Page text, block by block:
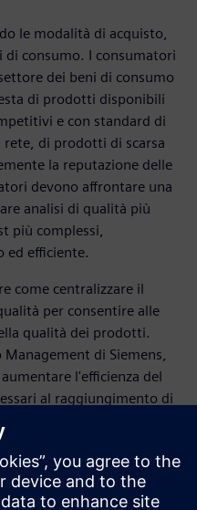
le modalità di acquisto,
di consumo. I consumatori
dei beni di consumo
di prodotti disponibili
e con standard di
di prodotti di scarsa
la reputazione delle
devono affrontare una
analisi di qualità più
più complessi,
ed efficiente.
come centralizzare il
per consentire alle
qualità dei prodotti.
di Siemens,
l'efficienza del
al raggiungimento di
tempo reale e fornire
tramite:
sulla qualità all’interno